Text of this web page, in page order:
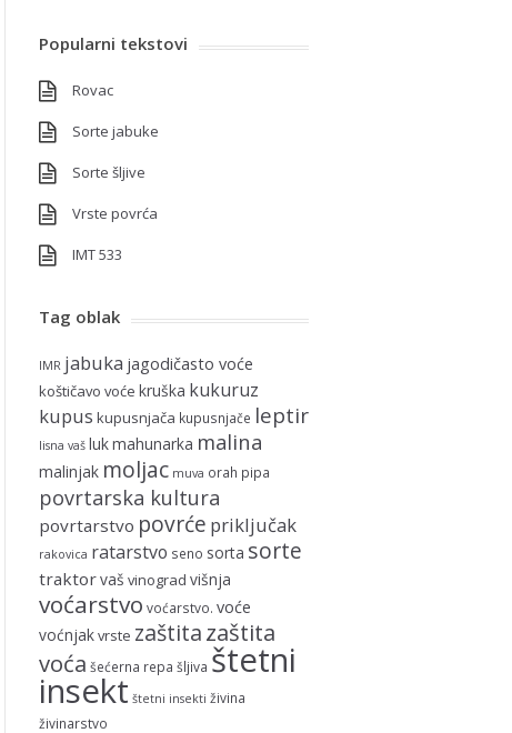
Popularni tekstovi
Rovac
Sorte jabuke
Sorte šljive
Vrste povrća
IMT 533
Tag oblak
IMR jabuka jagodičasto voće
koštičavo voće kruška kukuruz
kupus kupusnjača kupusnjače leptir
lisna vaš lukmahunarka malina
malinjak moljac muva orah pipa
povrtarska kultura
povrtarstvo povrće priključak
rakovica ratarstvo seno sorta sorte
traktorvaš vinograd višnja
voćarstvo voćarstvo. voće
voćnjakvrste zaštitazaštita
voća šećerna repa šljiva štetni
insekt štetni insekti živina
živinarstvo